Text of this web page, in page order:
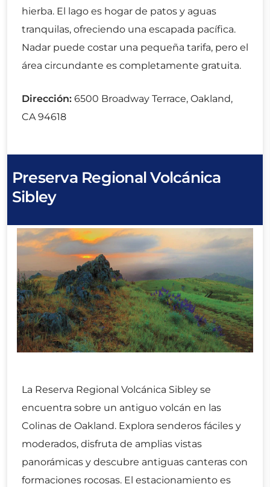
hierba. El lago es hogar de patos y aguas
tranquilas, ofreciendo una escapada pacífica.
Nadar puede costar una pequeña tarifa, pero el
área circundante es completamente gratuita.
Dirección: 6500 Broadway Terrace, Oakland,
CA 94618
Preserva Regional Volcánica
Sibley
La Reserva Regional Volcánica Sibley se
encuentra sobre un antiguo volcán en las
Colinas de Oakland. Explora senderos fáciles y
moderados, disfruta de amplias vistas
panorámicas y descubre antiguas canteras con
formaciones rocosas. El estacionamiento es